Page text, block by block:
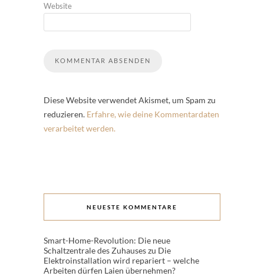
Website
Diese Website verwendet Akismet, um Spam zu
reduzieren. Erfahre, wie deine Kommentardaten
verarbeitet werden.
NEUESTE KOMMENTARE
Smart-Home-Revolution: Die neue
Schaltzentrale des Zuhauseszu Die
Elektroinstallation wird repariert – welche
Arbeiten dürfen Laien übernehmen?